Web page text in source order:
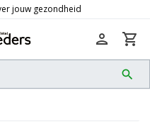
jouw gezondheid
search
person shopping_cart